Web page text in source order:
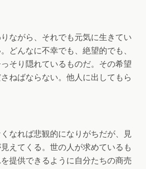
ながら、それでも元気に生きてい
どんなに不幸でも、絶望的でも、
そり隠れているものだ。その希望
ねばならない。他人に出してもら
なれば悲観的になりがちだが、見
えてくる。世の人が求めているも
提供できるように自分たちの商売